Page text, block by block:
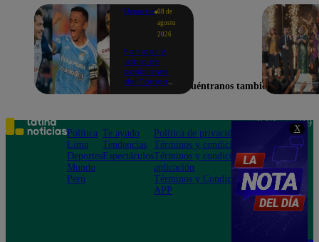
X
Deportes 08 de
agosto
2026
Partidos y
tabla de
posiciones
del Torneo
en la fecha 4
Encuéntranos también en
Política
Lima
Deportes
Mundo
Perú
Te ayudo
Tendencias
Espectáculos
Política de privacidad
Términos y condiciones
Términos y condiciones
aplicación
Términos y Condiciones
APP
Teléfono: 219
Av. San
Felipe 968
Jesús María